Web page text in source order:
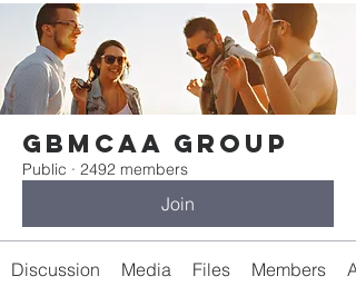
gbmcaa Group
Public · 2492 members
Join
Discussion Media Files Members